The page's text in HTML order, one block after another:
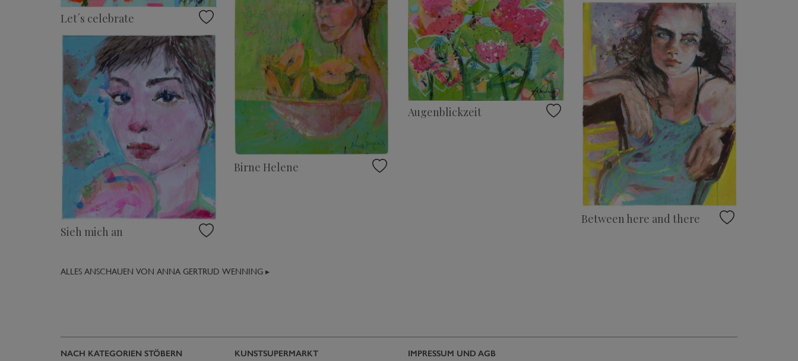
Let´s celebrate
Birne Helene
Augenblickzeit
Between here and there
Sieh mich an
ALLES ANSCHAUEN VON ANNA GERTRUD WENNING ▸
NACH KATEGORIEN STÖBERN KUNSTSUPERMARKT IMPRESSUM UND AGB